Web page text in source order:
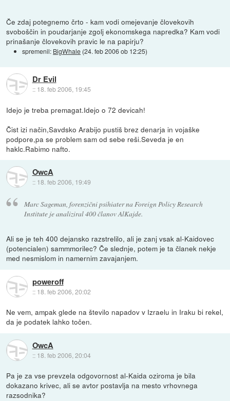
Če zdaj potegnemo črto - kam vodi omejevanje človekovih
svoboščin in poudarjanje zgolj ekonomskega napredka? Kam vodi
prinašanje človekovih pravic le na papirju?
spremenil: BigWhale (24. feb 2006 ob 12:25)
Dr Evil
:: 18. feb 2006, 19:45
Idejo je treba premagat.Idejo o 72 devicah!
Čist izi način,Savdsko Arabijo pustiš brez denarja in vojaške
podpore,pa se problem sam od sebe reši.Seveda je en
haklc.Rabimo nafto.
OwcA
:: 18. feb 2006, 19:49
Marc Sageman, forenzični psihiater na Foreign Policy Research
Institute je analiziral 400 članov AlKajde.
Ali se je teh 400 dejansko razstrelilo, ali je zanj vsak al-Kaidovec
(potencialen) sammmorilec? Če slednje, potem je ta članek nekje
med nesmislom in namernim zavajanjem.
poweroff
:: 18. feb 2006, 20:02
Ne vem, ampak glede na število napadov v Izraelu in Iraku bi rekel,
da je podatek lahko točen.
OwcA
:: 18. feb 2006, 20:04
Pa je za vse prevzela odgovornost al-Kaida oziroma je bila
dokazano krivec, ali se avtor postavlja na mesto vrhovnega
razsodnika?